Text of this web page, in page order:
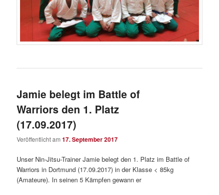
Jamie belegt im Battle of
Warriors den 1. Platz
(17.09.2017)
Veröffentlicht am17. September 2017
Unser Nin-Jitsu-Trainer Jamie belegt den 1. Platz im Battle of
Warriors in Dortmund (17.09.2017) in der Klasse < 85kg
(Amateure). In seinen 5 Kämpfen gewann er